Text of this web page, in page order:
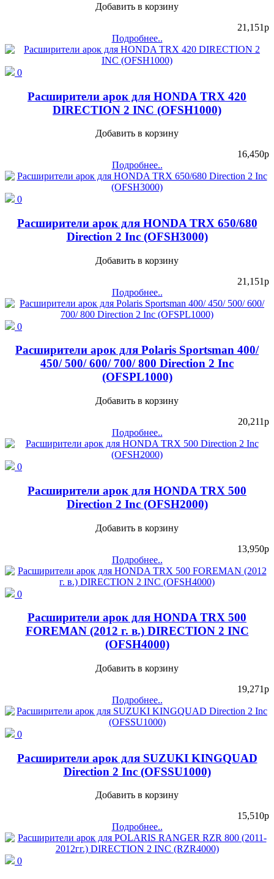
Добавить в корзину
21,151p
Подробнее..
0
Расширители арок для HONDA TRX 420
DIRECTION 2 INC (OFSH1000)
Добавить в корзину
16,450p
Подробнее..
0
Расширители арок для HONDA TRX 650/680
Direction 2 Inc (OFSH3000)
Добавить в корзину
21,151p
Подробнее..
0
Расширители арок для Polaris Sportsman 400/
450/ 500/ 600/ 700/ 800 Direction 2 Inc
(OFSPL1000)
Добавить в корзину
20,211p
Подробнее..
0
Расширители арок для HONDA TRX 500
Direction 2 Inc (OFSH2000)
Добавить в корзину
13,950p
Подробнее..
0
Расширители арок для HONDA TRX 500
FOREMAN (2012 г. в.) DIRECTION 2 INC
(OFSH4000)
Добавить в корзину
19,271p
Подробнее..
0
Расширители арок для SUZUKI KINGQUAD
Direction 2 Inc (OFSSU1000)
Добавить в корзину
15,510p
Подробнее..
0